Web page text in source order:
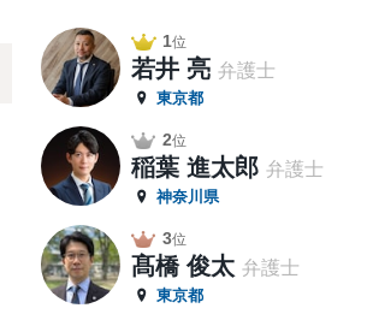
1位
若井 亮 弁護士
東京都
2位
稲葉 進太郎 弁護士
神奈川県
3位
髙橋 俊太 弁護士
東京都